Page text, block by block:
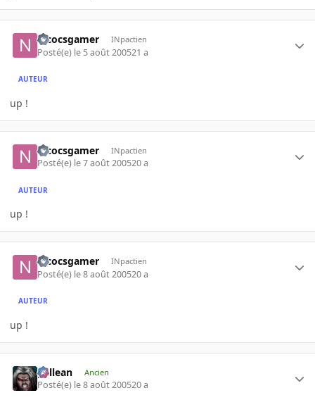
nicocsgamer INpactien
Posté(e) le 5 août 200521 a
AUTEUR
up !
nicocsgamer INpactien
Posté(e) le 7 août 200520 a
AUTEUR
up !
nicocsgamer INpactien
Posté(e) le 8 août 200520 a
AUTEUR
up !
gallean Ancien
Posté(e) le 8 août 200520 a